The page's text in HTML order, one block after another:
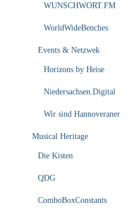
WUNSCHWORT.FM
WorldWideBenches
Events & Netzwek
Horizons by Heise
Niedersachsen.Digital
Wir sind Hannoveraner
Musical Heritage
Die Kisten
QDG
ComboBoxConstants